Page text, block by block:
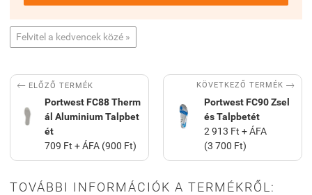
Felvitel a kedvencek közé »
 ELŐZŐ TERMÉK
Portwest FC88 Therm
ál Aluminium Talpbet
ét
709 Ft + ÁFA (900 Ft)
KÖVETKEZŐ TERMÉK 
Portwest FC90 Zsel
és Talpbetét
2 913 Ft + ÁFA
(3 700 Ft)
TOVÁBBI INFORMÁCIÓK A TERMÉKRŐL: